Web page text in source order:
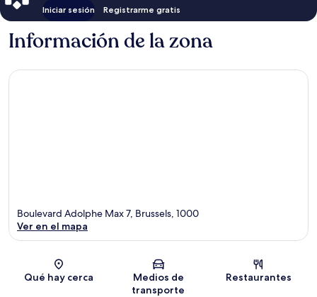
Iniciar sesión Registrarme gratis
Información de la zona
Sección del mapa
Boulevard Adolphe Max 7, Brussels, 1000
Ver en el mapa
Qué hay cerca
Medios de
transporte
Restaurantes